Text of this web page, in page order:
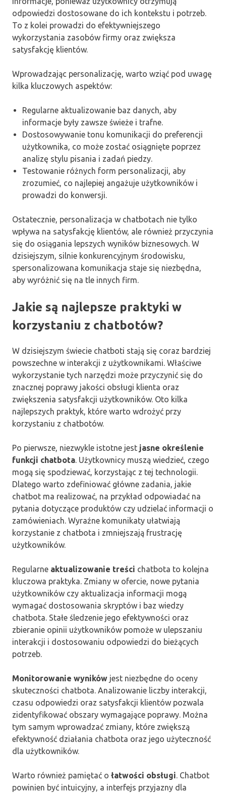
odpowiedzi dostosowane do ich kontekstu i potrzeb.
To z kolei prowadzi do efektywniejszego
wykorzystania zasobów firmy oraz zwiększa
satysfakcję klientów.
Wprowadzając personalizację, warto wziąć pod uwagę
kilka kluczowych aspektów:
Regularne aktualizowanie baz danych, aby
informacje były zawsze świeże i trafne.
Dostosowywanie tonu komunikacji do preferencji
użytkownika, co może zostać osiągnięte poprzez
analizę stylu pisania i zadań piedzy.
Testowanie różnych form personalizacji, aby
zrozumieć, co najlepiej angażuje użytkowników i
prowadzi do konwersji.
Ostatecznie, personalizacja w chatbotach nie tylko
wpływa na satysfakcję klientów, ale również przyczynia
się do osiągania lepszych wyników biznesowych. W
dzisiejszym, silnie konkurencyjnym środowisku,
spersonalizowana komunikacja staje się niezbędna,
aby wyróżnić się na tle innych firm.
Jakie są najlepsze praktyki w
korzystaniu z chatbotów?
W dzisiejszym świecie chatboti stają się coraz bardziej
powszechne w interakcji z użytkownikami. Właściwe
wykorzystanie tych narzędzi może przyczynić się do
znacznej poprawy jakości obsługi klienta oraz
zwiększenia satysfakcji użytkowników. Oto kilka
najlepszych praktyk, które warto wdrożyć przy
korzystaniu z chatbotów.
Po pierwsze, niezwykle istotne jest jasne określenie
funkcji chatbota. Użytkownicy muszą wiedzieć, czego
mogą się spodziewać, korzystając z tej technologii.
Dlatego warto zdefiniować główne zadania, jakie
chatbot ma realizować, na przykład odpowiadać na
pytania dotyczące produktów czy udzielać informacji o
zamówieniach. Wyraźne komunikaty ułatwiają
korzystanie z chatbota i zmniejszają frustrację
użytkowników.
Regularne aktualizowanie treści chatbota to kolejna
kluczowa praktyka. Zmiany w ofercie, nowe pytania
użytkowników czy aktualizacja informacji mogą
wymagać dostosowania skryptów i baz wiedzy
chatbota. Stałe śledzenie jego efektywności oraz
zbieranie opinii użytkowników pomoże w ulepszaniu
interakcji i dostosowaniu odpowiedzi do bieżących
potrzeb.
Monitorowanie wyników jest niezbędne do oceny
skuteczności chatbota. Analizowanie liczby interakcji,
czasu odpowiedzi oraz satysfakcji klientów pozwala
zidentyfikować obszary wymagające poprawy. Można
tym samym wprowadzać zmiany, które zwiększą
efektywność działania chatbota oraz jego użyteczność
dla użytkowników.
Warto również pamiętać o łatwości obsługi. Chatbot
powinien być intuicyjny, a interfejs przyjazny dla